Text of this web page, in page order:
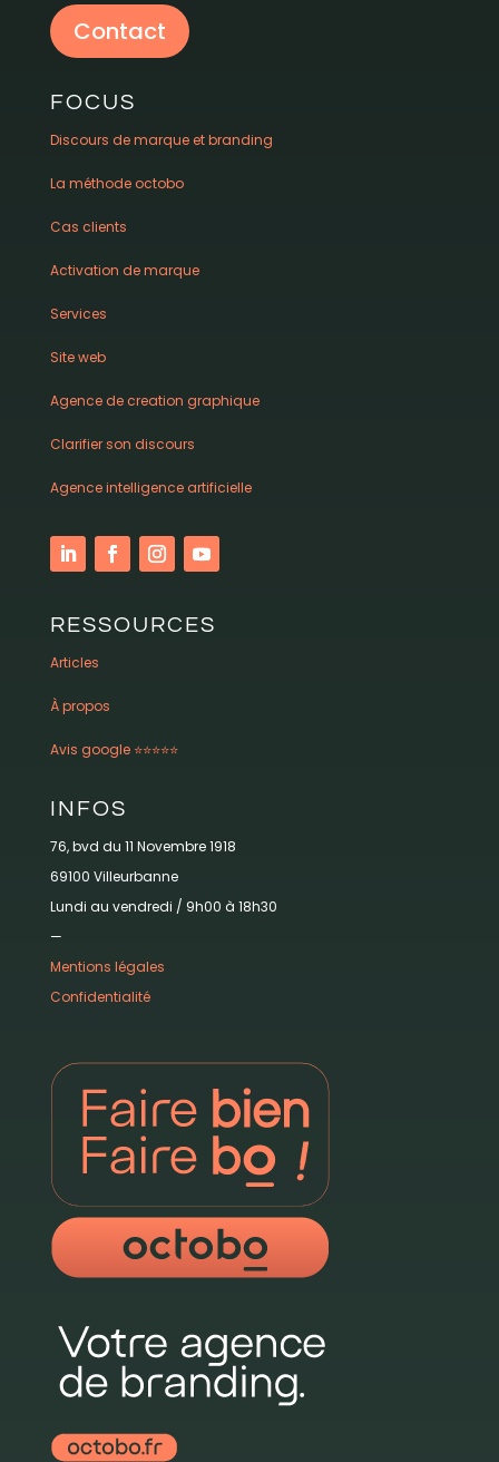
Contact
FOCUS
Discours de marque et branding
La méthode octobo
Cas clients
Activation de marque
Services
Site web
Agence de creation graphique
Clarifier son discours
Agence intelligence artificielle
RESSOURCES
Articles
À propos
Avis google ⭐️⭐️⭐️⭐️⭐️
INFOS
76, bvd du 11 Novembre 1918
69100 Villeurbanne
Lundi au vendredi / 9h00 à 18h30
—
Mentions légales
Confidentialité